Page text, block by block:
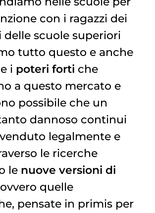
con i ragazzi dei
scuole superiori
tutto questo e anche
i poteri forti che
a questo mercato e
possibile che un
dannoso continui
legalmente e
le ricerche
le nuove versioni di
quelle
pensate in primis per